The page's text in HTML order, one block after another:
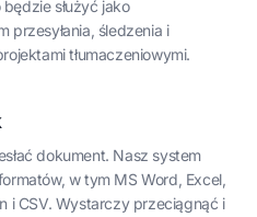
służyć jako
przesyłania, śledzenia i
tłumaczeniowymi.
dokument. Nasz system
w tym MS Word, Excel,
i CSV. Wystarczy przeciągnąć i